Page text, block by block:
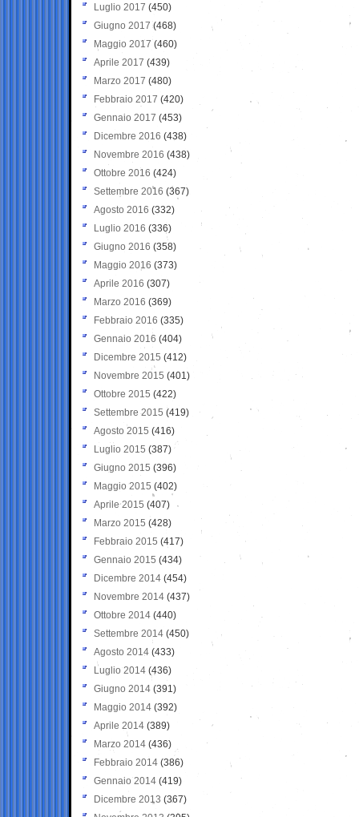
Luglio 2017 (450)
Giugno 2017 (468)
Maggio 2017 (460)
Aprile 2017 (439)
Marzo 2017 (480)
Febbraio 2017 (420)
Gennaio 2017 (453)
Dicembre 2016 (438)
Novembre 2016 (438)
Ottobre 2016 (424)
Settembre 2016 (367)
Agosto 2016 (332)
Luglio 2016 (336)
Giugno 2016 (358)
Maggio 2016 (373)
Aprile 2016 (307)
Marzo 2016 (369)
Febbraio 2016 (335)
Gennaio 2016 (404)
Dicembre 2015 (412)
Novembre 2015 (401)
Ottobre 2015 (422)
Settembre 2015 (419)
Agosto 2015 (416)
Luglio 2015 (387)
Giugno 2015 (396)
Maggio 2015 (402)
Aprile 2015 (407)
Marzo 2015 (428)
Febbraio 2015 (417)
Gennaio 2015 (434)
Dicembre 2014 (454)
Novembre 2014 (437)
Ottobre 2014 (440)
Settembre 2014 (450)
Agosto 2014 (433)
Luglio 2014 (436)
Giugno 2014 (391)
Maggio 2014 (392)
Aprile 2014 (389)
Marzo 2014 (436)
Febbraio 2014 (386)
Gennaio 2014 (419)
Dicembre 2013 (367)